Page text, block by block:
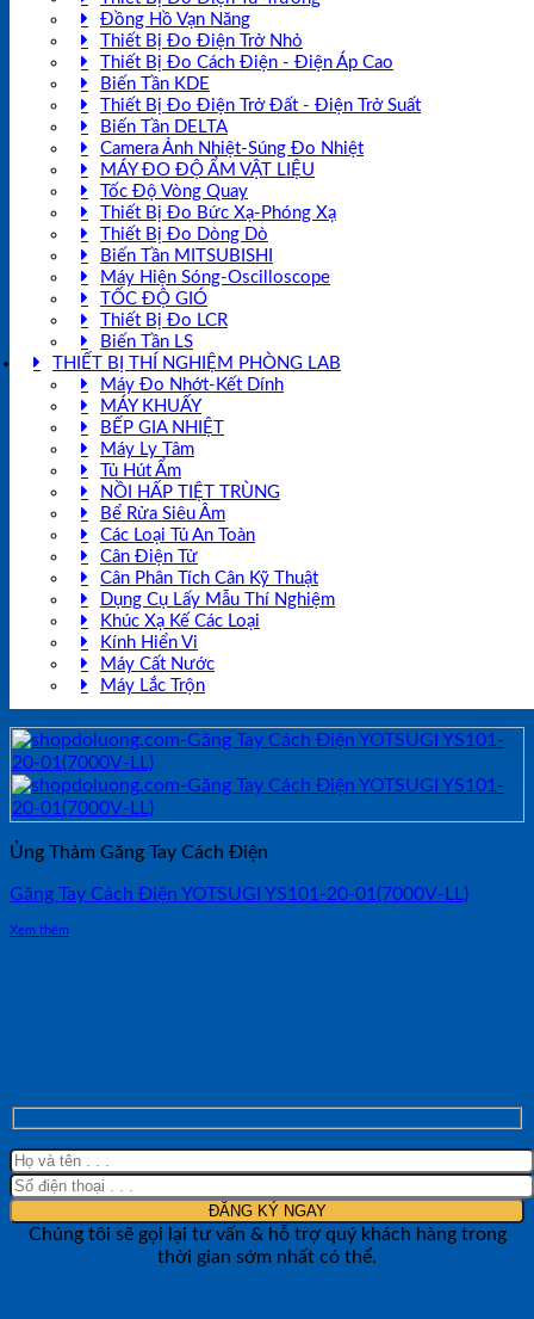
Đồng Hồ Vạn Năng
Thiết Bị Đo Điện Trở Nhỏ
Thiết Bị Đo Cách Điện - Điện Áp Cao
Biến Tần KDE
Thiết Bị Đo Điện Trở Đất - Điện Trở Suất
Biến Tần DELTA
Camera Ảnh Nhiệt-Súng Đo Nhiệt
MÁY ĐO ĐỘ ẨM VẬT LIỆU
Tốc Độ Vòng Quay
Thiết Bị Đo Bức Xạ-Phóng Xạ
Thiết Bị Đo Dòng Dò
Biến Tần MITSUBISHI
Máy Hiện Sóng-Oscilloscope
TỐC ĐỘ GIÓ
Thiết Bị Đo LCR
Biến Tần LS
THIẾT BỊ THÍ NGHIỆM PHÒNG LAB
Máy Đo Nhớt-Kết Dính
MÁY KHUẤY
BẾP GIA NHIỆT
Máy Ly Tâm
Tủ Hút Ẩm
NỒI HẤP TIỆT TRÙNG
Bể Rửa Siêu Âm
Các Loại Tủ An Toàn
Cân Điện Tử
Cân Phân Tích Cân Kỹ Thuật
Dụng Cụ Lấy Mẫu Thí Nghiệm
Khúc Xạ Kế Các Loại
Kính Hiển Vi
Máy Cất Nước
Máy Lắc Trộn
Ủng Thảm Găng Tay Cách Điện
Găng Tay Cách Điện YOTSUGI YS101-20-01(7000V-LL)
Xem thêm
Chúng tôi sẽ gọi lại tư vấn & hỗ trợ quý khách hàng trong
thời gian sớm nhất có thể.